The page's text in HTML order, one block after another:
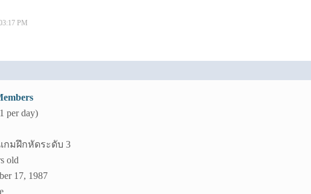
PM
per day)
กมฝึกหัดระดับ 3
old
17, 1987